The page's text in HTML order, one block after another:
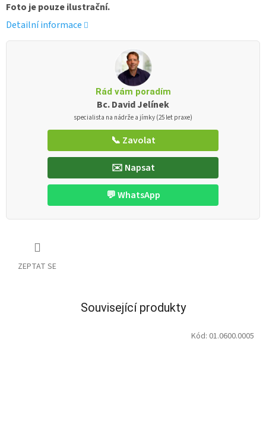
Foto je pouze ilustrační.
Detailní informace
Rád vám poradím
Bc. David Jelínek
specialista na nádrže a jímky (25 let praxe)
📞 Zavolat
✉️ Napsat
💬 WhatsApp
ZEPTAT SE
Související produkty
Kód: 01.0600.0005